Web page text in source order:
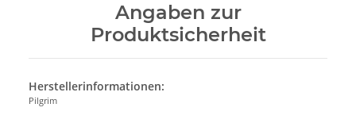
Angaben zur
Produktsicherheit
Herstellerinformationen:
Pilgrim